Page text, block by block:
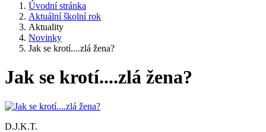
Úvodní stránka
Aktuální školní rok
Aktuality
Novinky
Jak se krotí....zlá žena?
Jak se krotí....zlá žena?
D.J.K.T.